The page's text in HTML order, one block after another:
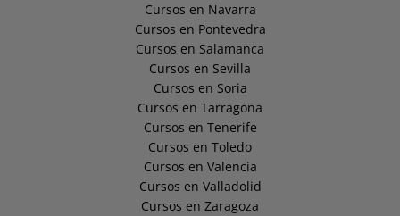
Cursos en Navarra
Cursos en Pontevedra
Cursos en Salamanca
Cursos en Sevilla
Cursos en Soria
Cursos en Tarragona
Cursos en Tenerife
Cursos en Toledo
Cursos en Valencia
Cursos en Valladolid
Cursos en Zaragoza